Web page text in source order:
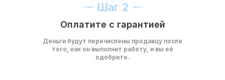
Шаг 2
Оплатите с гарантией
Деньги будут перечислены продавцу после
того, как он выполнит работу, и вы её
одобрите.